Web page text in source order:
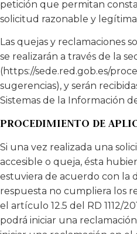
petición que permitan
solicitud razonable y
Las quejas y reclamaciones
se realizarán a través de la
(https://sede.red.gob.es/
sugerencias), y serán
Sistemas de la Información
PROCEDIMIENTO DE
Si una vez realizada una
accesible o queja, ésta
estuviera de acuerdo con la
respuesta no cumpliera los
el artículo 12.5 del RD 1112/
podrá iniciar una